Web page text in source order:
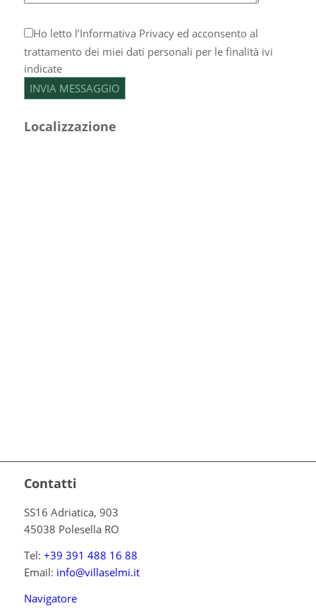
Ho letto l’Informativa Privacyed acconsento al
trattamento dei miei dati personali per le finalità ivi
indicate
Localizzazione
Contatti
SS16 Adriatica, 903
45038 Polesella RO
Tel: +39 391 488 16 88
Email: info@villaselmi.it
Navigatore